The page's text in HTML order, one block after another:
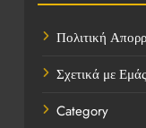
Τοποθεσίες
Πολιτική
Σχετικά με Εμάς
Category